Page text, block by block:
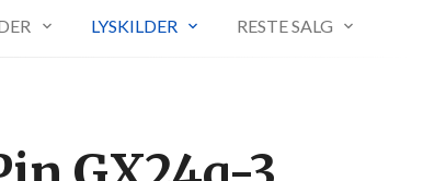
LYSKILDER RESTE SALG